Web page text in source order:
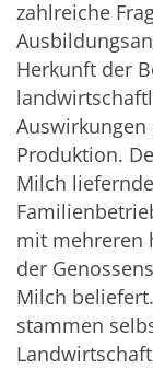
zahlreiche
Herkunft der
Produktion.
Milch
mit mehreren
der
Milch
stammen